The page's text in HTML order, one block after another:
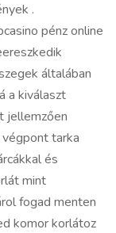
.
pénz online
általában
a kiválaszt
jellemzően
tarka
és
mint
fogad menten
komor korlátoz